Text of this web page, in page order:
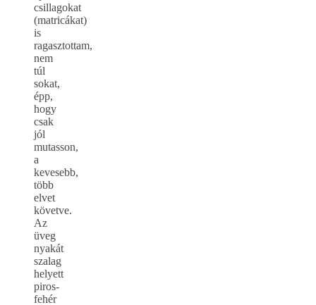
csillagokat
(matricákat)
is
ragasztottam,
nem
túl
sokat,
épp,
hogy
csak
jól
mutasson,
a
kevesebb,
több
elvet
követve.
Az
üveg
nyakát
szalag
helyett
piros-
fehér